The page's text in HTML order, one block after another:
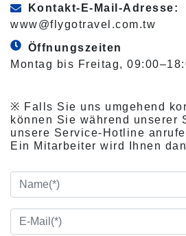
Kontakt-E-Mail-Adresse:
www@flygotravel.com.tw
Öffnungszeiten
Montag bis Freitag,
※ Falls Sie uns umgehend
können Sie während unserer
unsere Service-Hotline
Ein Mitarbeiter wird Ihnen